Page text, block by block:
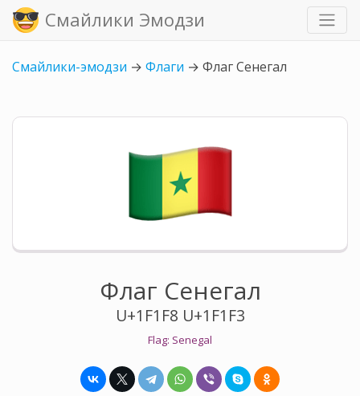
Смайлики Эмодзи
Смайлики-эмодзи → Флаги → Флаг Сенегал
Флаг Сенегал
U+1F1F8 U+1F1F3
Flag: Senegal